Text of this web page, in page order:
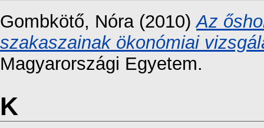
Gombkötő, Nóra(2010)Az
szakaszainak ökonómiai
Magyarországi Egyetem.
K